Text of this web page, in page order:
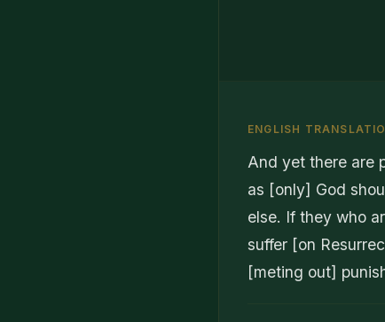
ENGLISH
And yet there are
as [only] God
else. If they who
suffer [on
[meting out]